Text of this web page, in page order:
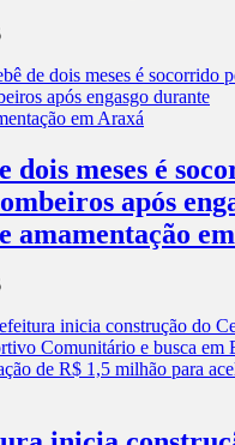
dois meses é
após
amamentação